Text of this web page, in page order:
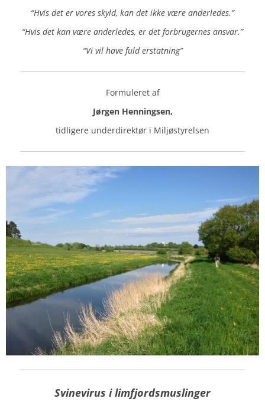
“Hvis det er vores skyld, kan det ikke være anderledes.”
“Hvis det kan være anderledes, er det forbrugernes ansvar.”
“Vi vil have fuld erstatning”
Formuleret af
Jørgen Henningsen,
tidligere underdirektør i Miljøstyrelsen
Svinevirus i limfjordsmuslinger